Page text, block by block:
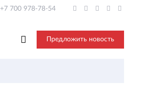
+7 700 978-78-54
Предложить новость